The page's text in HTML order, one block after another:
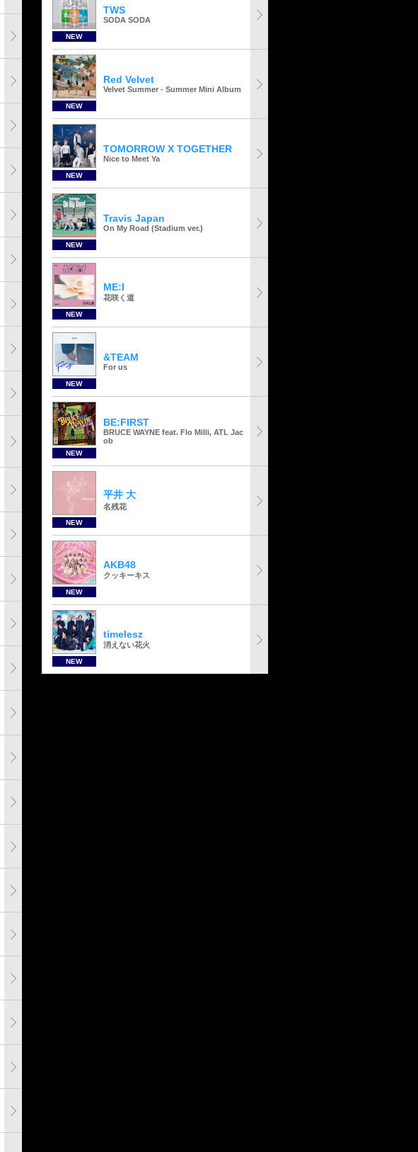
NEW
TWS
SODA SODA
NEW
Red Velvet
Velvet Summer - Summer Mini Album
NEW
TOMORROW X TOGETHER
Nice to Meet Ya
NEW
Travis Japan
On My Road (Stadium ver.)
NEW
ME:I
花咲く道
NEW
&TEAM
For us
NEW
BE:FIRST
BRUCE WAYNE feat. Flo Milli, ATL Jac
ob
NEW
平井 大
名残花
NEW
AKB48
クッキーキス
NEW
timelesz
消えない花火